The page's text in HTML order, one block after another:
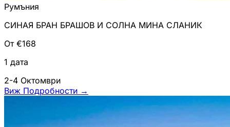
Румъния
СИНАЯ БРАН БРАШОВ И СОЛНА МИНА СЛАНИК
От €168
1 дата
2-4 Октомври
Виж Подробности →